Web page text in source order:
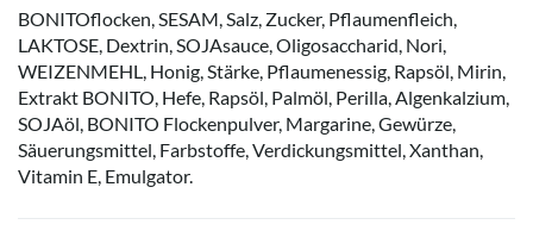
BONITOflocken, SESAM, Salz, Zucker, Pflaumenfleich,
LAKTOSE, Dextrin, SOJAsauce, Oligosaccharid, Nori,
WEIZENMEHL, Honig, Stärke, Pflaumenessig, Rapsöl, Mirin,
Extrakt BONITO, Hefe, Rapsöl, Palmöl, Perilla, Algenkalzium,
SOJAöl, BONITO Flockenpulver, Margarine, Gewürze,
Säuerungsmittel, Farbstoffe, Verdickungsmittel, Xanthan,
Vitamin E, Emulgator.